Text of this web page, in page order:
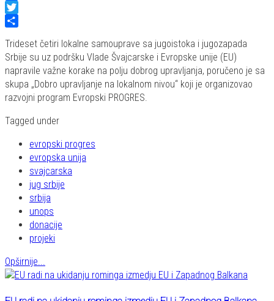
Facebook
Twitter
Trideset četiri lokalne samouprave sa jugoistoka i jugozapada
Srbije su uz podršku Vlade Švajcarske i Evropske unije (EU)
napravile važne korake na polju dobrog upravljanja, poručeno je sa
skupa „Dobro upravljanje na lokalnom nivou“ koji je organizovao
razvojni program Evropski PROGRES.
Tagged under
evropski progres
evropska unija
svajcarska
jug srbije
srbija
unops
donacije
projeki
Opširnije...